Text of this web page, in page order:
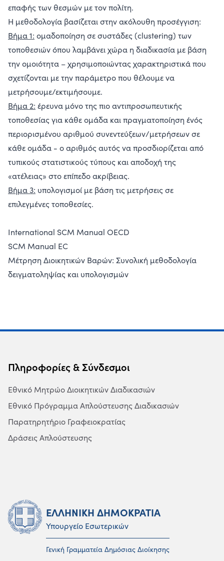
επαφής των θεσμών με τον πολίτη.
Η μεθοδολογία βασίζεται στην ακόλουθη προσέγγιση:
Βήμα 1: ομαδοποίηση σε συστάδες (clustering) των
τοποθεσιών όπου λαμβάνει χώρα η διαδικασία με βάση
την ομοιότητα – χρησιμοποιώντας χαρακτηριστικά που
σχετίζονται με την παράμετρο που θέλουμε να
μετρήσουμε/εκτιμήσουμε.
Βήμα 2: έρευνα μόνο της πιο αντιπροσωπευτικής
τοποθεσίας για κάθε ομάδα και πραγματοποίηση ένός
περιορισμένου αριθμού συνεντεύξεων/μετρήσεων σε
κάθε ομάδα - ο αριθμός αυτός να προσδιορίζεται από
τυπικούς στατιστικούς τύπους και αποδοχή της
«ατέλειας» στο επίπεδο ακρίβειας.
Βήμα 3: υπολογισμοί με βάση τις μετρήσεις σε
επιλεγμένες τοποθεσίες.
International SCM Manual OECD
SCM Manual EC
Μέτρηση Διοικητικών Βαρών: Συνολική μεθοδολογία
δειγματοληψίας και υπολογισμών
Πληροφορίες & Σύνδεσμοι
Εθνικό Μητρώο Διοικητικών Διαδικασιών
Εθνικό Πρόγραμμα Απλούστευσης Διαδικασιών
Παρατηρητήριο Γραφειοκρατίας
Δράσεις Απλούστευσης
ΕΛΛΗΝΙΚΗ ΔΗΜΟΚΡΑΤΙΑ
Υπουργείο Εσωτερικών
Γενική Γραμματεία Δημόσιας Διοίκησης